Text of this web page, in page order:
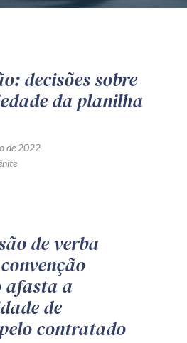
decisões sobre
da planilha
de 2022
de verba
afasta a
de
contratado